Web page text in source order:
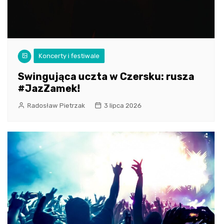
Koncerty i festiwale
Swingująca uczta w Czersku: rusza
#JazZamek!
Radosław Pietrzak 3 lipca 2026